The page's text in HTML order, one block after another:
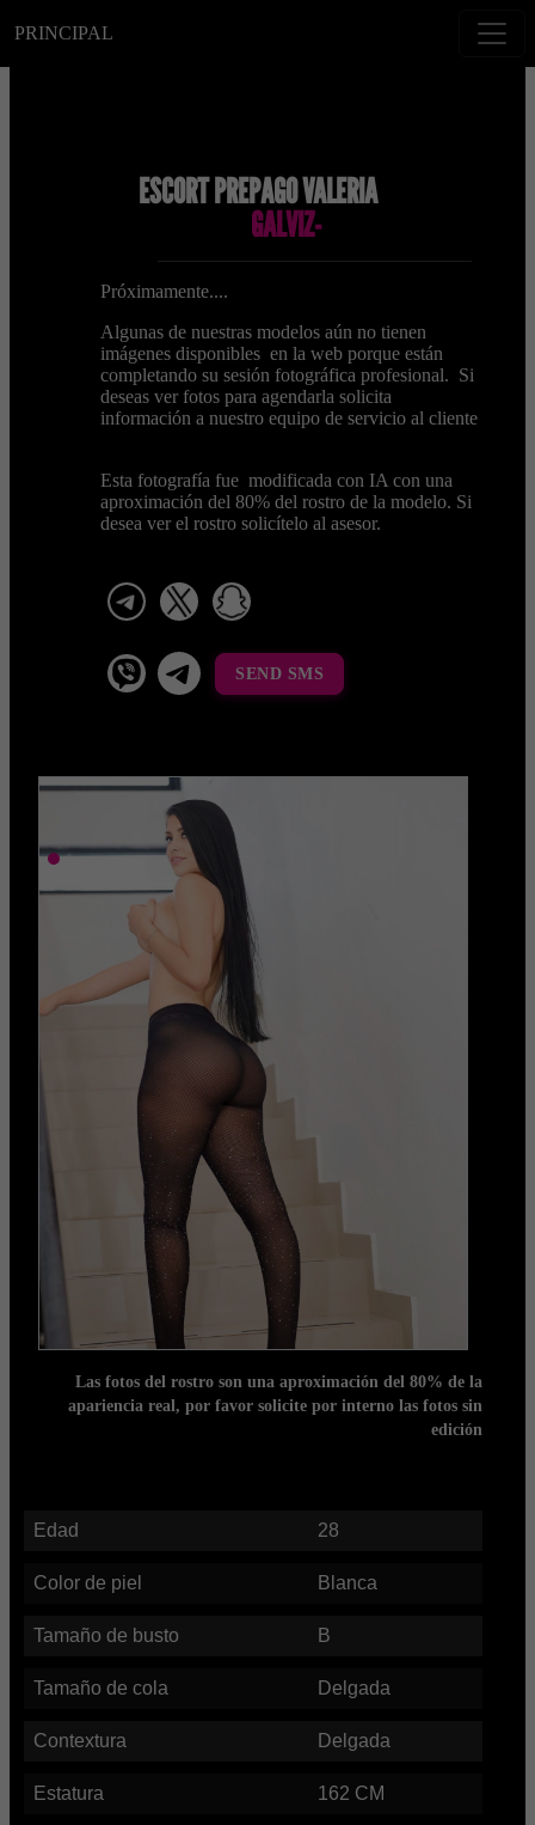
PRINCIPAL
ESCORT PREPAGO VALERIA
GALVIZ-
Próximamente....
Algunas de nuestras modelos aún no tienen
imágenes disponibles en la web porque están
completando su sesión fotográfica profesional. Si
deseas ver fotos para agendarla solicita
información a nuestro equipo de servicio al cliente
Esta fotografía fue modificada con IA con una
aproximación del 80% del rostro de la modelo. Si
desea ver el rostro solicítelo al asesor.
telegram
viber Telegram La Celestina
SEND SMS
Las fotos del rostro son una aproximación del 80% de la
apariencia real, por favor solicite por interno las fotos sin
edición
Edad 28
Color de piel Blanca
Tamaño de busto B
Tamaño de cola Delgada
Contextura Delgada
Estatura 162 CM